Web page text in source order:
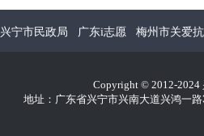
兴宁市民政局 广东i志愿 梅州市关爱
Copyright © 2012-
地址：广东省兴宁市兴南大道兴鸿一